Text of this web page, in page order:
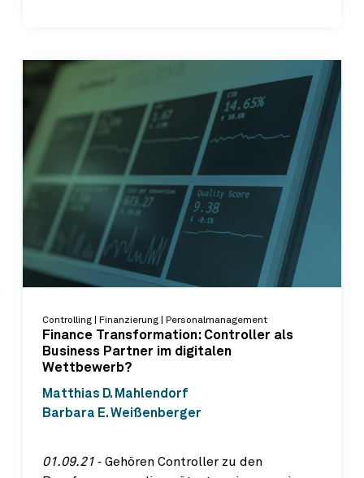
Controlling | Finanzierung | Personalmanagement
Finance Transformation: Controller als
Business Partner im digitalen
Wettbewerb?
Matthias D. Mahlendorf
Barbara E. Weißenberger
01.09.21 ‐ Gehören Controller zu den